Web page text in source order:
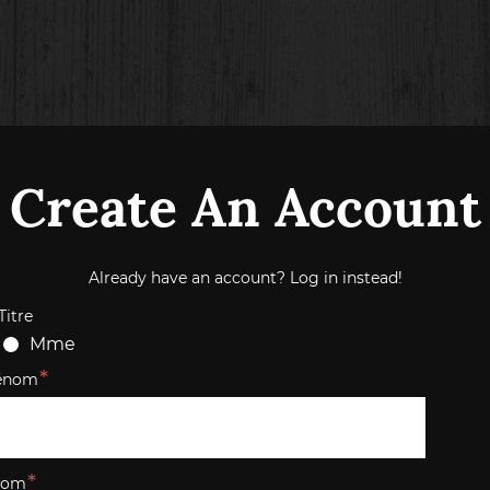
Create An Account
Already have an account? Log in instead!
Mme